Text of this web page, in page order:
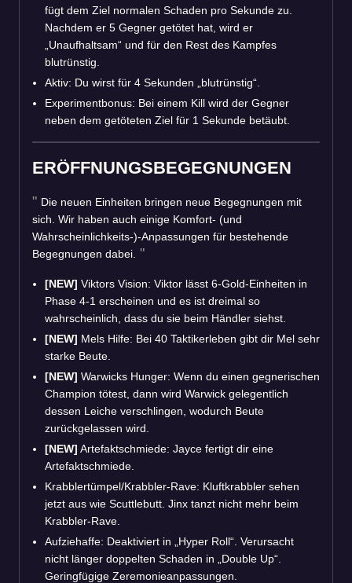
fügt dem Ziel normalen Schaden pro Sekunde zu.
Nachdem er 5 Gegner getötet hat, wird er
„Unaufhaltsam“ und für den Rest des Kampfes
blutrünstig.
Aktiv: Du wirst für 4 Sekunden „blutrünstig“.
Experimentbonus: Bei einem Kill wird der Gegner
neben dem getöteten Ziel für 1 Sekunde betäubt.
ERÖFFNUNGSBEGEGNUNGEN
Die neuen Einheiten bringen neue Begegnungen mit
sich. Wir haben auch einige Komfort- (und
Wahrscheinlichkeits-)-Anpassungen für bestehende
Begegnungen dabei.
[NEW] Viktors Vision: Viktor lässt 6-Gold-Einheiten in
Phase 4-1 erscheinen und es ist dreimal so
wahrscheinlich, dass du sie beim Händler siehst.
[NEW] Mels Hilfe: Bei 40 Taktikerleben gibt dir Mel sehr
starke Beute.
[NEW] Warwicks Hunger: Wenn du einen gegnerischen
Champion tötest, dann wird Warwick gelegentlich
dessen Leiche verschlingen, wodurch Beute
zurückgelassen wird.
[NEW] Artefaktschmiede: Jayce fertigt dir eine
Artefaktschmiede.
Krabblertümpel/Krabbler-Rave: Kluftkrabbler sehen
jetzt aus wie Scuttlebutt. Jinx tanzt nicht mehr beim
Krabbler-Rave.
Aufziehaffe: Deaktiviert in „Hyper Roll“. Verursacht
nicht länger doppelten Schaden in „Double Up“.
Geringfügige Zeremonieanpassungen.